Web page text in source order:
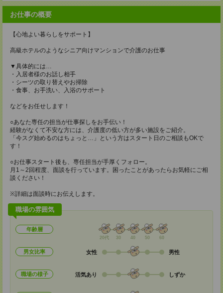
お仕事の概要
【心地よい暮らしをサポート】
高級ホテルのようなシニア向けマンションで介護のお仕事
▼具体的には…
・入居者様のお話し相手
・シーツの取り替えやお掃除
・食事、お手洗い、入浴のサポート
などをお任せします！
○あなた専任の担当が仕事探しをお手伝い！
経験がなくて不安な方には、介護度の低い方が多い施設をご紹介。
「今スグ始めるのはちょっと…」という方はスタート日のご相談もOKで
す！
○お仕事スタート後も、専任担当が手厚くフォロー。
月1～2回程度、面談を行っています。困ったことがあったらお気軽にご相
談ください！
※詳細は面談時にお伝えします。
職場の雰囲気
年齢層
20代 30 40 50 60
男女比率 女性 男性
職場の様子 活気あり しずか